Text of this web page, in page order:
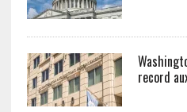
record